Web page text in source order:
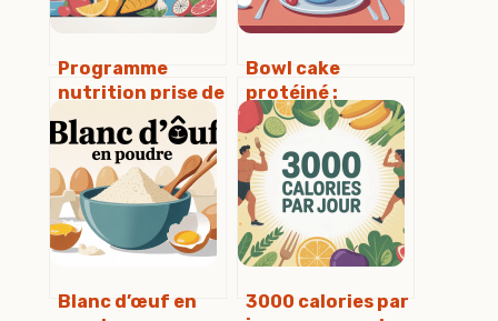
Programme
nutrition prise de
masse pdf
gratuit : le guide
complet à
télécharger et
appliquer
Bowl cake
protéiné :
recettes,
astuces et
erreurs à éviter
Blanc d’œuf en
3000 calories par